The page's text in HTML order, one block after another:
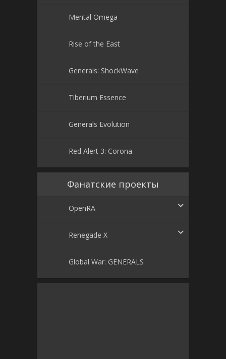
Mental Omega
Rise of the East
Generals: ShockWave
Tiberium Essence
Generals Evolution
Red Alert 3: Corona
Фанатские проекты
OpenRA
Renegade X
Global War: GENERALS